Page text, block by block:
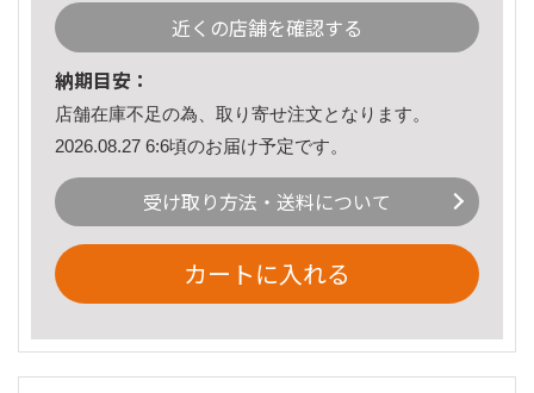
近くの店舗を確認する
納期目安：
店舗在庫不足の為、取り寄せ注文となります。
2026.08.27 6:6頃のお届け予定です。
受け取り方法・送料について
カートに入れる